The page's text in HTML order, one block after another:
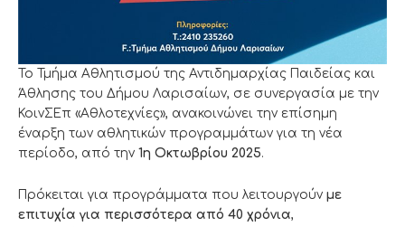
Το Τμήμα Αθλητισμού της Αντιδημαρχίας Παιδείας και
Άθλησης του Δήμου Λαρισαίων, σε συνεργασία με την
ΚοινΣΕπ «Αθλοτεχνίες», ανακοινώνει την επίσημη
έναρξη των αθλητικών προγραμμάτων για τη νέα
περίοδο, από την 1η Οκτωβρίου 2025.
Πρόκειται για προγράμματα που λειτουργούν με
επιτυχία για περισσότερα από 40 χρόνια,